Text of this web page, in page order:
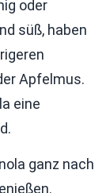
oder
süß, haben
Apfelmus.
eine
ganz nach